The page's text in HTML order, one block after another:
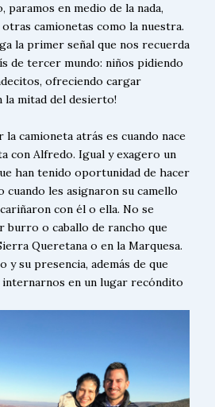
paramos en medio de la nada,
camionetas como la nuestra.
la primer señal que nos recuerda
de tercer mundo: niños pidiendo
ofreciendo cargar
la mitad del desierto!
la camioneta atrás es cuando nace
con Alfredo. Igual y exagero un
han tenido oportunidad de hacer
les asignaron su camello
con él o ella. No se
burro o caballo de rancho que
Queretana o en la Marquesa.
y su presencia, además de que
internarnos en un lugar recóndito